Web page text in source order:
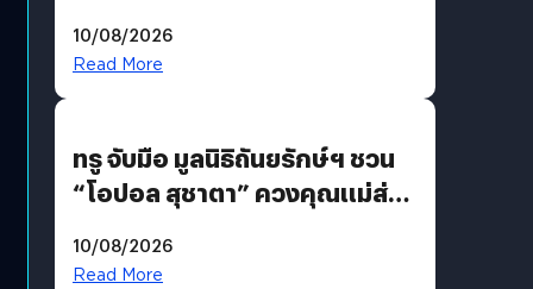
รักแน่นฮอลล์
10/08/2026
Read More
ทรู จับมือ มูลนิธิถันยรักษ์ฯ ชวน
“โอปอล สุชาตา” ควงคุณแม่ส่ง
เติมเต็มความหมายวันแม่ปีนี้
10/08/2026
Read More